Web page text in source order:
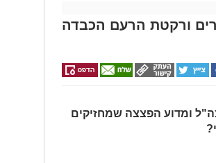
ורקטת הרעם הכבדה
ומדוע הפצצה שמחזיקים